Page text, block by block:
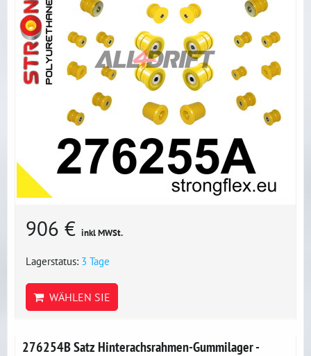
906 € inkl MWSt.
Lagerstatus: 3 Tage
WÄHLEN SIE
276254B Satz Hinterachsrahmen-Gummilager -